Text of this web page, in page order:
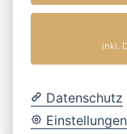
inkl.
Datenschutz
Einstellungen